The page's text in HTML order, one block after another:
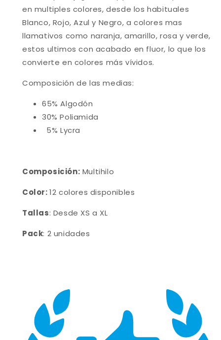
en multiples colores, desde los habituales
Blanco, Rojo, Azul y Negro, a colores mas
llamativos como naranja, amarillo, rosa y verde,
estos ultimos con acabado en fluor, lo que los
convierte en colores más vívidos.
Composición de las medias:
65% Algodón
30% Poliamida
5% Lycra
Composición: Multihilo
Color: 12 colores disponibles
Tallas: Desde XS a XL
Pack: 2 unidades